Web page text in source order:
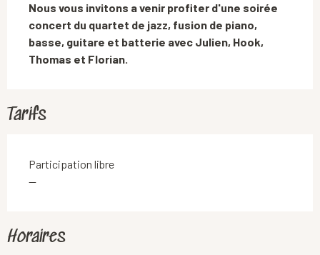
Nous vous invitons a venir profiter d'une soirée
concert du quartet de jazz, fusion de piano,
basse, guitare et batterie avec Julien, Hook,
Thomas et Florian.
Tarifs
Participation libre
—
Horaires